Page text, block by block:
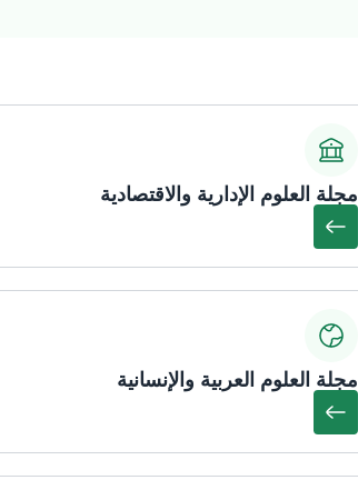
مجلة العلوم الإدارية والاقتصادية
مجلة العلوم العربية والإنسانية